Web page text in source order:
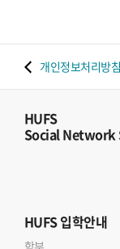
개인정보처리방침
HUFS
Social Network
HUFS입학안내
학부